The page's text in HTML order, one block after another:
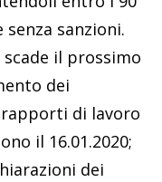
sanzioni.
scade il prossimo
dei
di lavoro
il 16.01.2020;
dei